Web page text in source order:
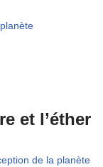
et l’éther
de la planète